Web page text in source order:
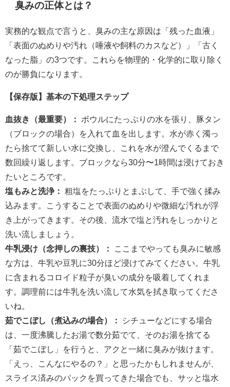
臭みの正体とは？
実務的な観点で言うと、臭みの主な原因は「残った血液」
「表面のぬめりや汚れ（唾液や飼料のカスなど）」「古く
なった脂」の3つです。これらを物理的・化学的に取り除く
のが勝負になります。
【保存版】基本の下処理ステップ
血抜き（最重要）：
ボウルにたっぷりの水を張り、豚タン
（ブロックの場合）を入れて血を出します。水が赤く濁っ
たら捨てて新しい水に交換し、これを水が澄んでくるまで
数回繰り返します。ブロックなら30分〜1時間は浸けておき
たいところです。
塩もみと洗浄：
粗塩をたっぷりとまぶして、手で強く揉み
込みます。こうすることで表面のぬめりや微細な汚れが浮
き上がってきます。その後、流水で塩と汚れをしっかりと
洗い流しましょう。
牛乳浸け（念押しの裏技）：
ここまでやっても臭みに敏感
な方は、牛乳や豆乳に30分ほど浸けてみてください。牛乳
に含まれるコロイド粒子が臭いの成分を吸着してくれま
す。調理前には牛乳を洗い流して水気を拭き取ってくださ
いね。
茹でこぼし（煮込みの場合）：
シチューなどにする場合
は、一度沸騰したお湯で数分茹でて、そのお湯を捨てる
「茹でこぼし」を行うと、アクと一緒に臭みが抜けます。
「えっ、こんなにやるの？」と思ったかもしれませんが、
スライス済みのパックを買ってきた場合でも、サッと塩水